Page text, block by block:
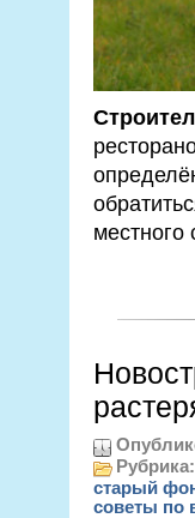
местного
Рубрика:
старый
советы по